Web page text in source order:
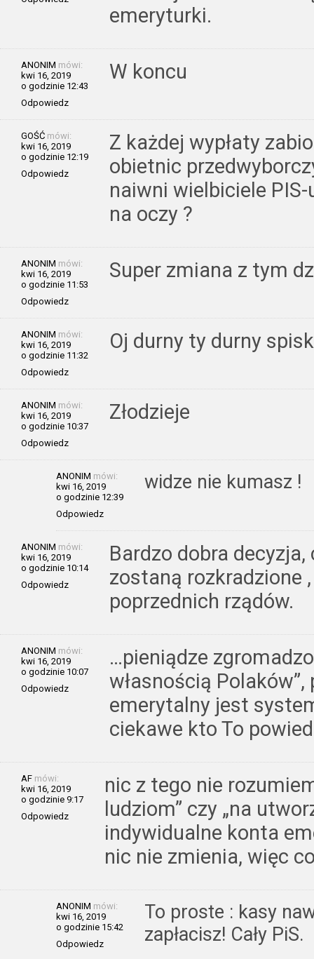
emeryturki.
ANONIM mówi:
kwi 16, 2019
o godzinie 12:43
Odpowiedz
W koncu
GOŚĆ mówi:
kwi 16, 2019
o godzinie 12:19
Odpowiedz
Z każdej wypłaty
obietnic
naiwni wielbiciele
na oczy ?
ANONIM mówi:
kwi 16, 2019
o godzinie 11:53
Odpowiedz
Super zmiana z tym
ANONIM mówi:
kwi 16, 2019
o godzinie 11:32
Odpowiedz
Oj durny ty durny
ANONIM mówi:
kwi 16, 2019
o godzinie 10:37
Odpowiedz
Złodzieje
ANONIM mówi:
kwi 16, 2019
o godzinie 12:39
Odpowiedz
widze nie kumasz !
ANONIM mówi:
kwi 16, 2019
o godzinie 10:14
Odpowiedz
Bardzo dobra
zostaną rozkradzione
poprzednich rządów.
ANONIM mówi:
kwi 16, 2019
o godzinie 10:07
Odpowiedz
…pieniądze
własnością
emerytalny jest
ciekawe kto To
AF mówi:
kwi 16, 2019
o godzinie 9:17
Odpowiedz
nic z tego nie
ludziom” czy „na
indywidualne konta
nic nie zmienia, więc
ANONIM mówi:
kwi 16, 2019
o godzinie 15:42
Odpowiedz
To proste : kasy
zapłacisz! Cały PiS.